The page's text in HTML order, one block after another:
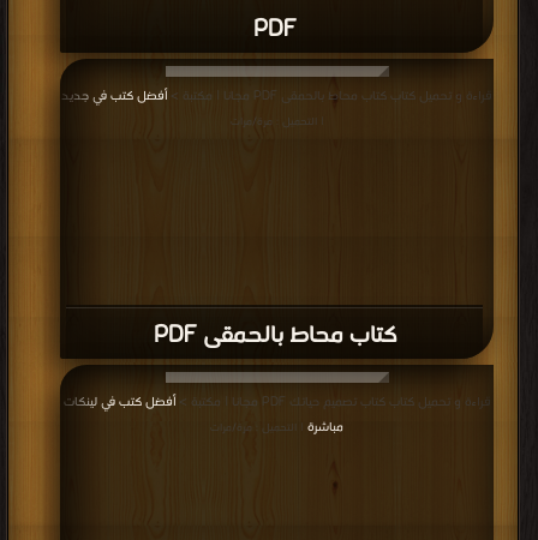
PDF
كتاب محاط بالحمقى PDF
قراءة و تحميل كتاب كتاب محاط بالحمقى PDF مجانا | مكتبة > أفضل كتب في جديد
| التحميل : مرة/مرات
قراءة و تحميل كتاب كتاب تصميم حياتك PDF مجانا | مكتبة >
أفضل كتب في لينكات
مباشرة
| التحميل : مرة/مرات